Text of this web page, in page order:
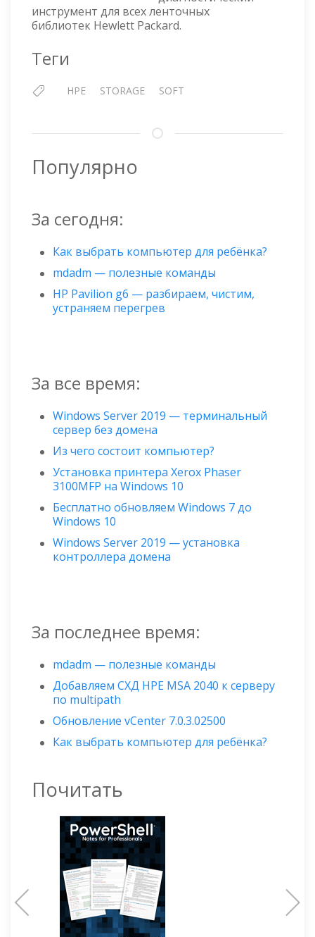
—
L&TT
инструмент для всех ленточных
библиотек Hewlett Packard.
Теги
HPE STORAGE SOFT
Популярно
За сегодня:
Как выбрать компьютер для ребёнка?
mdadm — полезные команды
HP Pavilion g6 — разбираем, чистим,
устраняем перегрев
За все время:
Windows Server 2019 — терминальный
сервер без домена
Из чего состоит компьютер?
Установка принтера Xerox Phaser
3100MFP на Windows 10
Бесплатно обновляем Windows 7 до
Windows 10
Windows Server 2019 — установка
контроллера домена
За последнее время:
mdadm — полезные команды
Добавляем СХД HPE MSA 2040 к серверу
по multipath
Обновление vCenter 7.0.3.02500
Как выбрать компьютер для ребёнка?
Почитать